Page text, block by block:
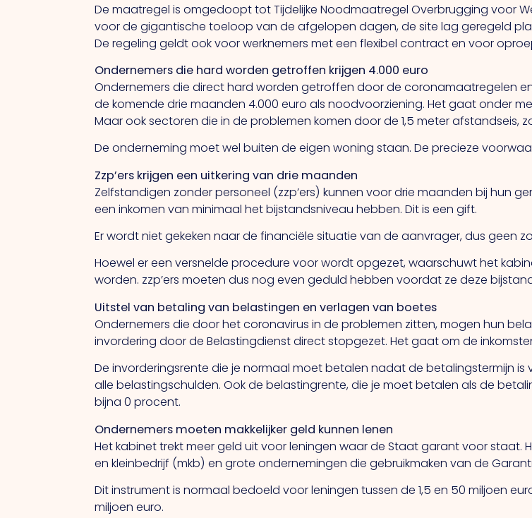
De maatregel is omgedoopt tot Tijdelijke Noodmaatregel Overbrugging voor
voor de gigantische toeloop van de afgelopen dagen, de site lag geregeld
De regeling geldt ook voor werknemers met een flexibel contract en voor
Ondernemers die hard worden getroffen krijgen 4.000 euro
Ondernemers die direct hard worden getroffen door de coronamaatregelen
de komende drie maanden 4.000 euro als noodvoorziening. Het gaat onder
Maar ook sectoren die in de problemen komen door de 1,5 meter afstandseis,
De onderneming moet wel buiten de eigen woning staan. De precieze
Zzp’ers krijgen een uitkering van drie maanden
Zelfstandigen zonder personeel (zzp’ers) kunnen voor drie maanden bij hun
een inkomen van minimaal het bijstandsniveau hebben. Dit is een gift.
Er wordt niet gekeken naar de financiële situatie van de aanvrager, dus geen
Hoewel er een versnelde procedure voor wordt opgezet, waarschuwt het
worden. zzp’ers moeten dus nog even geduld hebben voordat ze deze
Uitstel van betaling van belastingen en verlagen van boetes
Ondernemers die door het coronavirus in de problemen zitten, mogen hun
invordering door de Belastingdienst direct stopgezet. Het gaat om de
De invorderingsrente die je normaal moet betalen nadat de betalingstermijn
alle belastingschulden. Ook de belastingrente, die je moet betalen als de
bijna 0 procent.
Ondernemers moeten makkelijker geld kunnen lenen
Het kabinet trekt meer geld uit voor leningen waar de Staat garant voor
en kleinbedrijf (mkb) en grote ondernemingen die gebruikmaken van de
Dit instrument is normaal bedoeld voor leningen tussen de 1,5 en 50 miljoen
miljoen euro.